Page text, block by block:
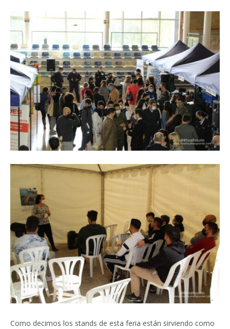
Como decimos los stands de esta feria están sirviendo como